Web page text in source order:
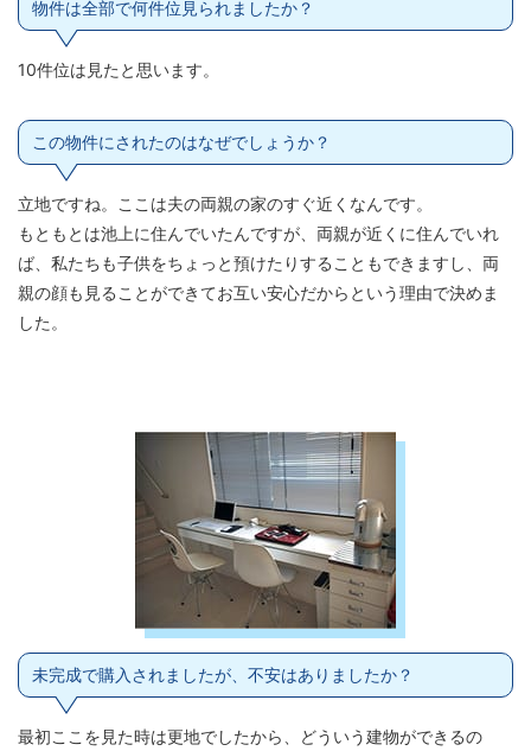
物件は全部で何件位見られましたか？
10件位は見たと思います。
この物件にされたのはなぜでしょうか？
立地ですね。ここは夫の両親の家のすぐ近くなんです。
もともとは池上に住んでいたんですが、両親が近くに住んでいれ
ば、私たちも子供をちょっと預けたりすることもできますし、両
親の顔も見ることができてお互い安心だからという理由で決めま
した。
未完成で購入されましたが、不安はありましたか？
最初ここを見た時は更地でしたから、どういう建物ができるの